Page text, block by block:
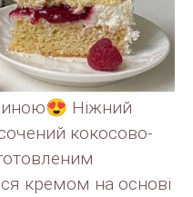
Ніжний
кокосово-
кремом на основі